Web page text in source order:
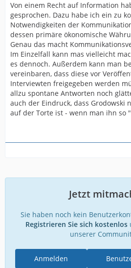
Von einem Recht auf Information
gesprochen. Dazu habe ich ein zu
Notwendigkeiten der
dessen primäre ökonomische
Genau das macht
Im Einzelfall kann mas vielleicht
es dennoch. Außerdem kann man
vereinbaren, dass diese vor
Interviewten freigegeben werden
allzu spontane Antworten noch
auch der Eindruck, dass Grodowski
auf der Torte ist - wenn man ihn so
Jetzt
Sie haben noch kein
Registrieren Sie sich kostenlos
unserer
Anmelden